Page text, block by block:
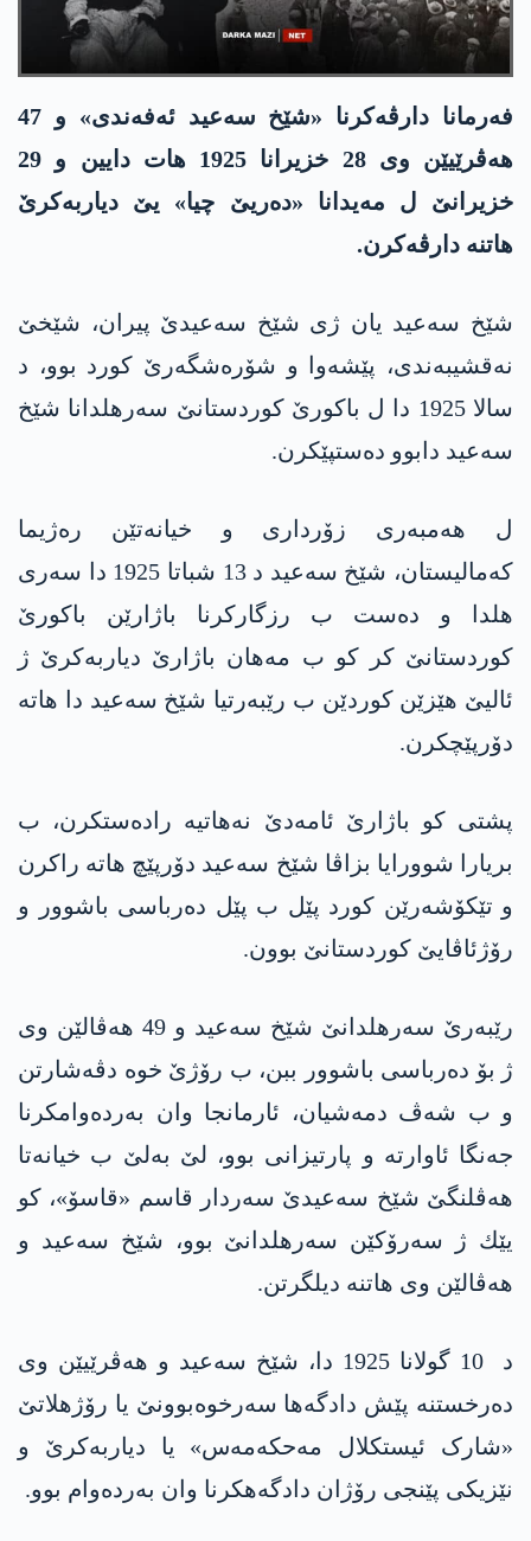
فەرمانا دارڤەکرنا «شێخ سەعید ئەفەندی» و 47
ھەڤرێیێن وی 28 خزیرانا 1925 ھات دایین و 29
خزیرانێ ل مەیدانا «دەریێ چیا» یێ دیاربەکرێ
ھاتنە دارڤه‌كرن.
شێخ سەعید یان ژی شێخ سەعیدێ پیران، شێخێ
نەقشیبەندی، پێشەوا و شۆرەشگەرێ کورد بوو، د
سالا 1925 دا ل باکورێ کوردستانێ سەرھلدانا شێخ
سەعید دابوو دەستپێکرن.
ل ھەمبەری زۆرداری و خیانەتێن رەژیما
کەمالیستان، شێخ سەعید د 13 شباتا 1925 دا سەری
ھلدا و دەست ب رزگارکرنا باژارێن باکورێ
کوردستانێ کر کو ب مەھان باژارێ دیاربەکرێ ژ
ئالیێ ھێزێن کوردێن ب رێبەرتیا شێخ سەعید دا ھاتە
دۆرپێچکرن.
پشتی کو باژارێ ئامەدێ نەھاتیە رادەستکرن، ب
بریارا شوورایا بزاڤا شێخ سەعید دۆرپێچ ھاتە راکرن
و تێکۆشەرێن کورد پێل ب پێل دەرباسی باشوور و
رۆژئاڤایێ کوردستانێ بوون.
رێبەرێ سەرھلدانێ شێخ سەعید و 49 ھەڤالێن وی
ژ بۆ دەرباسی باشوور ببن، ب رۆژێ خوە دڤەشارتن
و ب شەڤ دمەشیان، ئارمانجا وان بەردەوامکرنا
جەنگا ئاوارتە و پارتیزانی بوو، لێ بەلێ ب خیانەتا
هەڤلنگێ شێخ سەعیدێ سەردار قاسم «قاسۆ»، كو
یێك ژ سەرۆکێن سەرھلدانێ بوو، شێخ سەعید و
ھەڤالێن وی ھاتنە دیلگرتن.
د 10 گولانا 1925 دا، شێخ سەعید و ھەڤرێیێن وی
دەرخستنە پێش دادگەھا سەرخوەبوونێ یا رۆژھلاتێ
«شارک ئیستکلال مەحکەمەس» یا دیاربەکرێ و
نێزیکی پێنجی رۆژان دادگەهکرنا وان بەردەوام بوو.